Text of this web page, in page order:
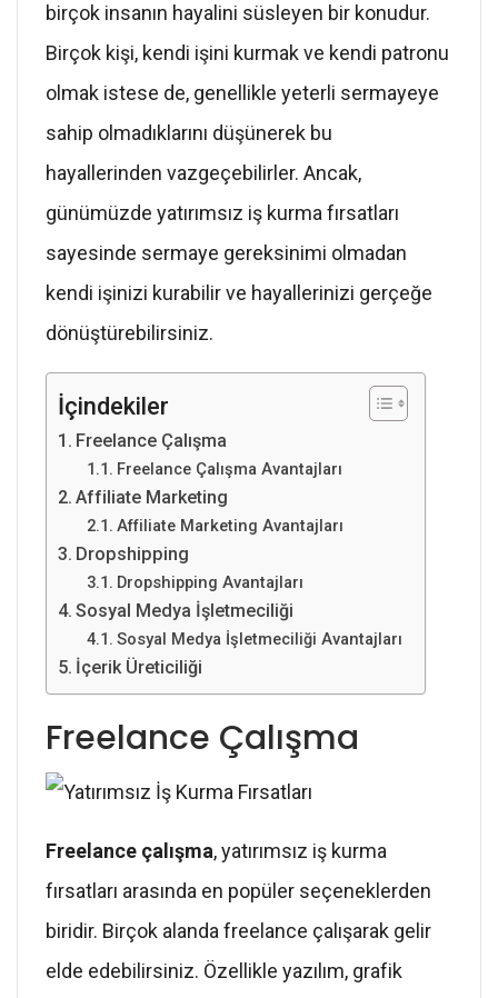
birçok insanın hayalini süsleyen bir konudur.
Birçok kişi, kendi işini kurmak ve kendi patronu
olmak istese de, genellikle yeterli sermayeye
sahip olmadıklarını düşünerek bu
hayallerinden vazgeçebilirler. Ancak,
günümüzde yatırımsız iş kurma fırsatları
sayesinde sermaye gereksinimi olmadan
kendi işinizi kurabilir ve hayallerinizi gerçeğe
dönüştürebilirsiniz.
İçindekiler
Freelance Çalışma
Freelance Çalışma Avantajları
Affiliate Marketing
Affiliate Marketing Avantajları
Dropshipping
Dropshipping Avantajları
Sosyal Medya İşletmeciliği
Sosyal Medya İşletmeciliği Avantajları
İçerik Üreticiliği
Freelance Çalışma
Freelance çalışma, yatırımsız iş kurma
fırsatları arasında en popüler seçeneklerden
biridir. Birçok alanda freelance çalışarak gelir
elde edebilirsiniz. Özellikle yazılım, grafik